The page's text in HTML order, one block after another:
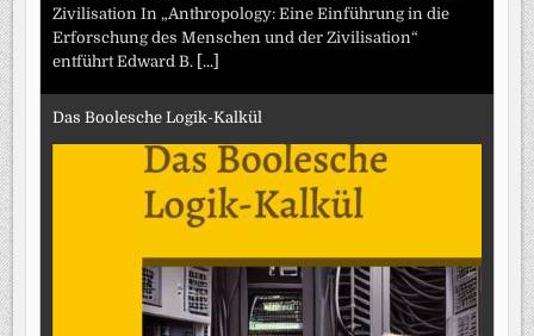
Zivilisation In „Anthropology: Eine Einführung in die
Erforschung des Menschen und der Zivilisation“
entführt Edward B. [...]
Das Boolesche Logik-Kalkül